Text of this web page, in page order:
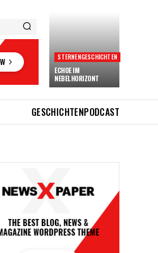
STERNENGESCHICHTEN
ECHOE IM
NEBELHORIZONT
GESCHICHTENPODCAST